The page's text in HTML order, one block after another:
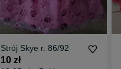
Strój Skye r. 86/92
10 zł